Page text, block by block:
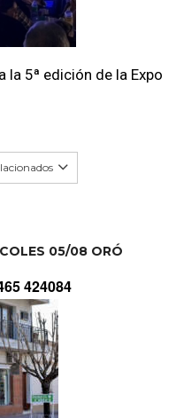
la 5ª edición de la Expo
05/08 ORÓ
424084